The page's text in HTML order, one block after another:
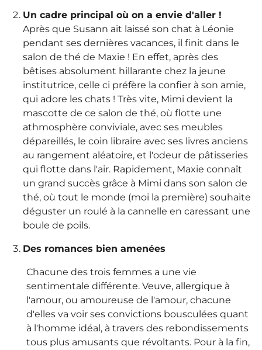
Un cadre principal où on a envie d'aller !
Après que Susann ait laissé son chat à Léonie
pendant ses dernières vacances, il finit dans le
salon de thé de Maxie ! En effet, après des
bêtises absolument hillarante chez la jeune
institutrice, celle ci préfère la confier à son amie,
qui adore les chats ! Très vite, Mimi devient la
mascotte de ce salon de thé, où flotte une
athmosphère conviviale, avec ses meubles
dépareillés, le coin libraire avec ses livres anciens
au rangement aléatoire, et l'odeur de pâtisseries
qui flotte dans l'air. Rapidement, Maxie connaît
un grand succès grâce à Mimi dans son salon de
thé, où tout le monde (moi la première) souhaite
déguster un roulé à la cannelle en caressant une
boule de poils.
Des romances bien amenées
Chacune des trois femmes a une vie
sentimentale différente. Veuve, allergique à
l'amour, ou amoureuse de l'amour, chacune
d'elles va voir ses convictions bousculées quant
à l'homme idéal, à travers des rebondissements
tous plus amusants que révoltants. Pour à la fin,